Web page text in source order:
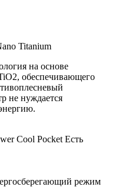
Titanium
на основе
обеспечивающего
не нуждается
Cool Pocket Есть
режим